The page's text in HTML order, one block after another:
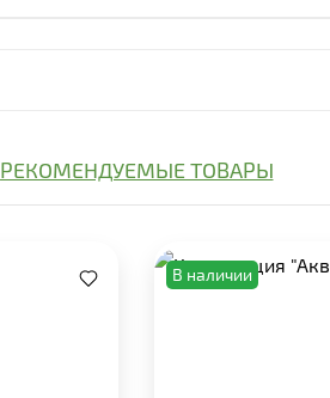
РЕКОМЕНДУЕМЫЕ ТОВАРЫ
В наличии